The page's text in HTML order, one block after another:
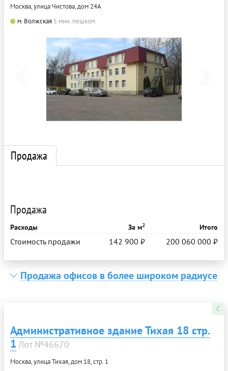
Москва, улица Чистова, дом 24А
м. Волжская 5 мин. пешком
Продажа
Продажа
Расходы За м2 Итого
Стоимость продажи 142 900 ₽ 200 060 000 ₽
Продажа офисов в более широком радиусе
C
Административное здание Тихая 18 стр.
1 Лот №46670
Москва, улица Тихая, дом 18, стр. 1